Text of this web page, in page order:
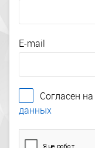
E-mail
Согласен на
данных